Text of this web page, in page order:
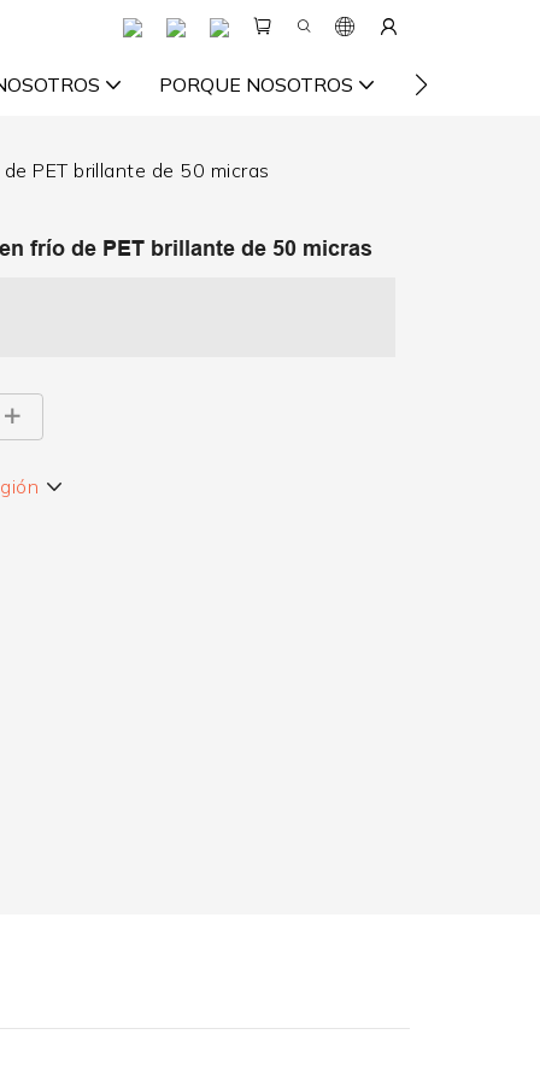
PORQUE NOSOTROS VIDEO
PET brillante de 50 micras
frío de PET brillante de 50 micras